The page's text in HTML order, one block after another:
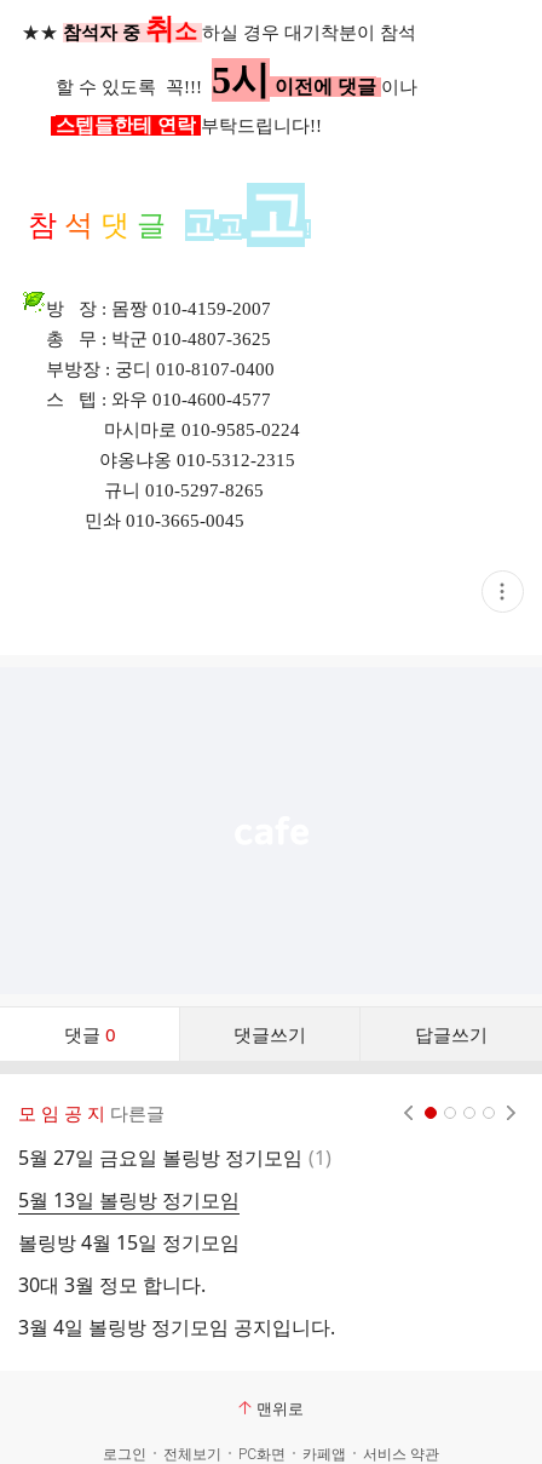
★★ 참석자 중 취소 하실 경우 대기착분이 참석
할 수 있도록 꼭!!! 5시 이전에 댓글 이나
스텝들한테 연락 부탁드립니다!!
참 석 댓 글 고 고 고!
방 장 : 몸짱 010-4159-2007
총 무 : 박군 010-4807-3625
부방장 : 궁디 010-8107-0400
스 텝 : 와우 010-4600-4577
마시마로 010-9585-0224
야옹냐옹 010-5312-2315
규니 010-5297-8265
민솨 010-3665-0045
현
재
댓글 0 댓글쓰기 답글쓰기
댓
모 임 공 지 다른글
5월 27일 금요일 볼링방 정기모임 댓
(1)
5월 13일 볼링방 정기모임
볼링방 4월 15일 정기모임
30대 3월 정모 합니다.
3월 4일 볼링방 정기모임 공지입니다.
맨위로
로그인 전체보기 PC화면 카페앱 서비스 약관